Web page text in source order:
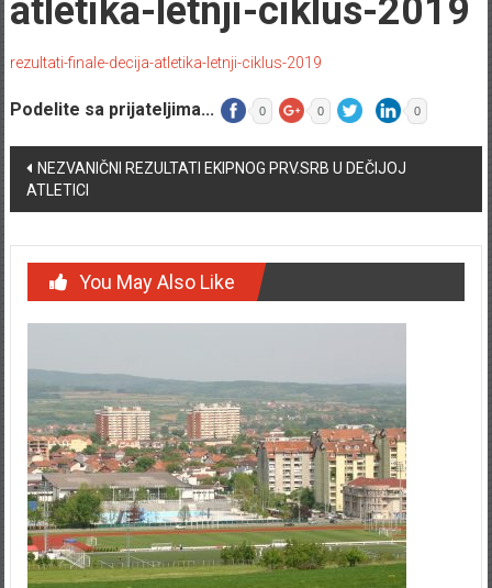
atletika-letnji-ciklus-2019
rezultati-finale-decija-atletika-letnji-ciklus-2019
Podelite sa prijateljima... 0 0 0
Post navigation
NEZVANIČNI REZULTATI EKIPNOG PRV.SRB U DEČIJOJ
ATLETICI
You May Also Like